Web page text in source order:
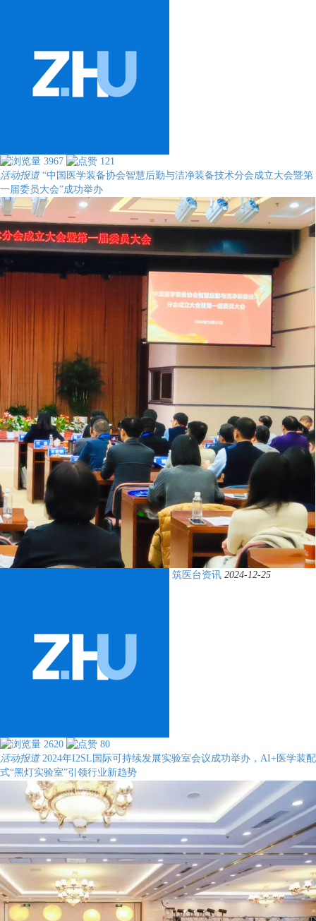
3967
121
活动报道“中国医学装备协会智慧后勤与洁净装备技术分会成立大会暨第
一届委员大会”成功举办
筑医台资讯 2024-12-25
2620
80
活动报道2024年I2SL国际可持续发展实验室会议成功举办，AI+医学装配
式“黑灯实验室”引领行业新趋势